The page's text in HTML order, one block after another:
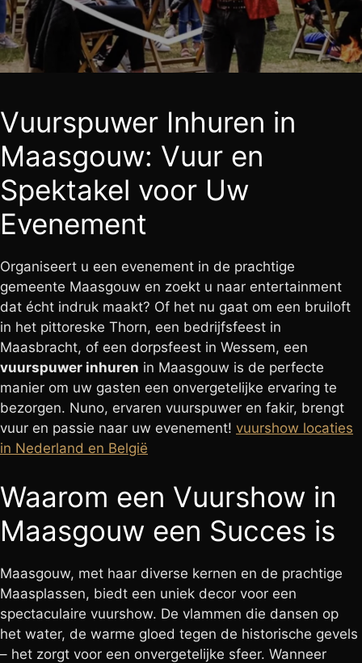
Vuurspuwer Inhuren in
Maasgouw: Vuur en
Spektakel voor Uw
Evenement
Organiseert u een evenement in de prachtige
gemeente Maasgouw en zoekt u naar entertainment
dat écht indruk maakt? Of het nu gaat om een bruiloft
in het pittoreske Thorn, een bedrijfsfeest in
Maasbracht, of een dorpsfeest in Wessem, een
vuurspuwer inhuren in Maasgouw is de perfecte
manier om uw gasten een onvergetelijke ervaring te
bezorgen. Nuno, ervaren vuurspuwer en fakir, brengt
vuur en passie naar uw evenement! vuurshow locaties
in Nederland en België
Waarom een Vuurshow in
Maasgouw een Succes is
Maasgouw, met haar diverse kernen en de prachtige
Maasplassen, biedt een uniek decor voor een
spectaculaire vuurshow. De vlammen die dansen op
het water, de warme gloed tegen de historische gevels
– het zorgt voor een onvergetelijke sfeer. Wanneer